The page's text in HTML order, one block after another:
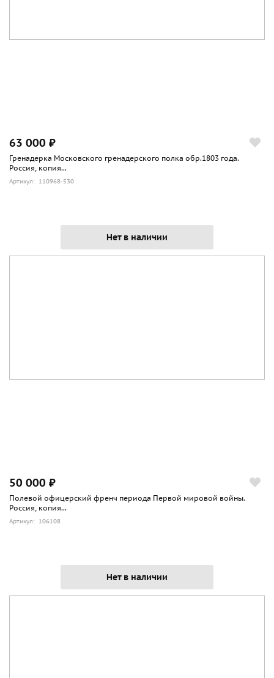
двуногой сошкой, установленной под стволом, прикладом
63 000 ₽
Гренадерка Московского гренадерского полка обр.1803 года.
Россия, копия...
Артикул: 110968-530
Нет в наличии
50 000 ₽
Полевой офицерский френч периода Первой мировой войны.
Россия, копия...
Артикул: 106108
Нет в наличии